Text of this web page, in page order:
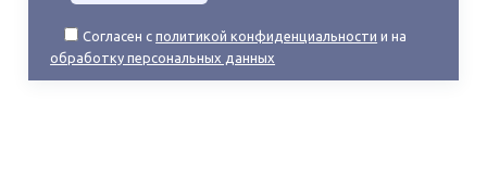
Согласен сполитикой конфиденциальности и на
обработку персональных данных